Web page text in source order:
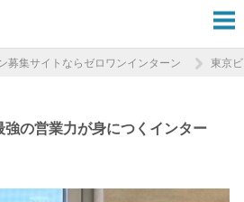
募集サイトならゼロワンインターン 東京
の営業力が身につくインター